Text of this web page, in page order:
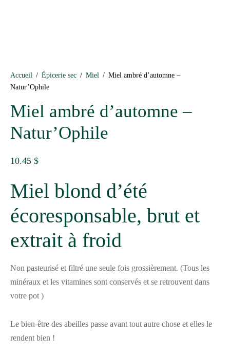
Accueil / Épicerie sec / Miel / Miel ambré d’automne –
Natur’Ophile
Miel ambré d’automne –
Natur’Ophile
10.45 $
Miel blond d’été
écoresponsable, brut et
extrait à froid
Non pasteurisé et filtré une seule fois grossièrement. (Tous les
minéraux et les vitamines sont conservés et se retrouvent dans
votre pot )
Le bien-être des abeilles passe avant tout autre chose et elles le
rendent bien !